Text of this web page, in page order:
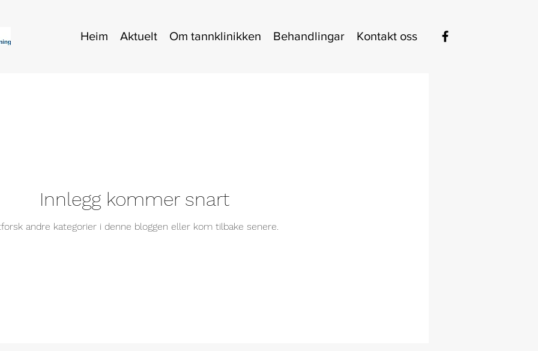
Heim Aktuelt Om tannklinikken Behandlingar Kontakt oss
Innlegg kommer snart
andre kategorier i denne bloggen eller kom tilbake senere.